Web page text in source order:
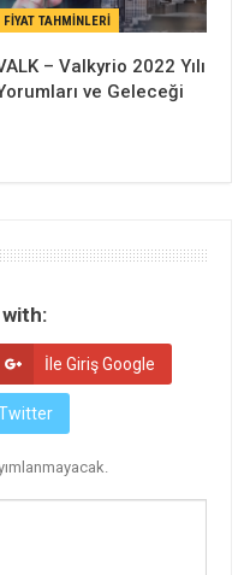
FIYAT TAHMINLERI
– Valkyrio 2022 Yılı
ve Geleceği
İle Giriş Google